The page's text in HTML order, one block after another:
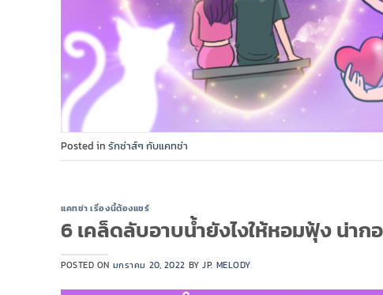
Posted in รักซ่าส์ๆ กับแคทช่า
แคทช่า เรื่องนี้ต้องแชร์
6 เคล็ดลับอาบน้ำยังไงให้หอมฟุ้ง น่าก
POSTED ON มกราคม 20, 2022 BYJP. MELODY